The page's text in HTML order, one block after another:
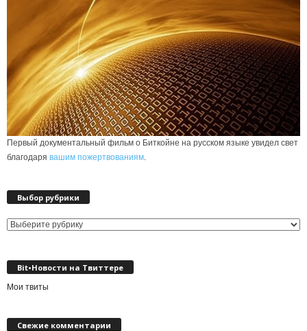
Первый документальный фильм о Биткойне на русском языке увидел свет
благодаря вашим пожертвованиям.
Выбор рубрики
Выбор
Bit•Новости на Твиттере
Мои твиты
Свежие комментарии